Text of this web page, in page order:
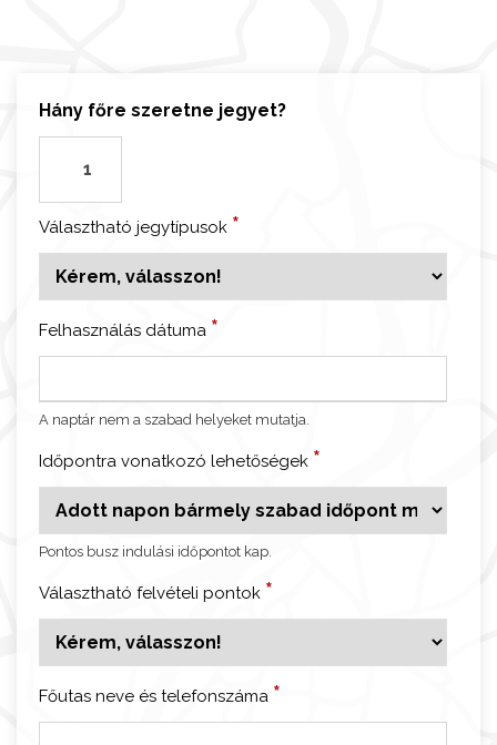
Hány főre szeretne jegyet?
a
k
k
W
e
l
i
k
S
ó
n
Választható jegytípusok *
Felhasználás dátuma *
A naptár nem a szabad helyeket mutatja.
Időpontra vonatkozó lehetőségek *
Pontos busz indulási időpontot kap.
Választható felvételi pontok *
Főutas neve és telefonszáma *